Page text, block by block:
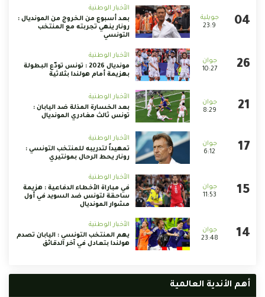
23:9
الأخبار الوطنية
بعد أسبوع من الخروج من المونديال :
رونار ينهي تجربته مع المنتخب
التونسي
10:27
الأخبار الوطنية
مونديال 2026 : تونس تودّع البطولة
بهزيمة أمام هولندا بثلاثية
8:29
الأخبار الوطنية
بعد الخسارة المذلة ضد اليابان :
تونس ثالث مغادري المونديال
6:12
الأخبار الوطنية
تمهيداً لتدريبه للمنتخب التونسي :
رونار يحط الرحال بمونتيري
11:53
الأخبار الوطنية
في مباراة الأخطاء الدفاعية : هزيمة
ساحقة لتونس ضد السويد في أول
مشوار المونديال
23:48
الأخبار الوطنية
يهم المنتخب التونسي : اليابان تصدم
هولندا بتعادل في آخر الدقائق
أهم الأندية العالمية